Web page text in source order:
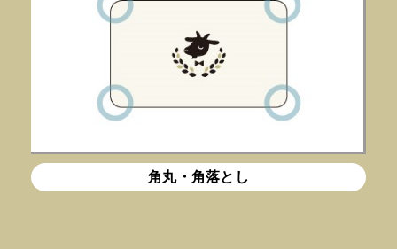
角丸・角落とし